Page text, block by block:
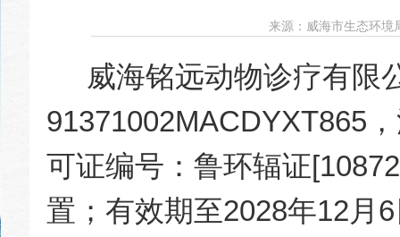
来源： 威海市生态环境
威海铭远动物诊疗有限
91371002MACDYXT865
可证编号：鲁环辐证
置；有效期至2028年12月